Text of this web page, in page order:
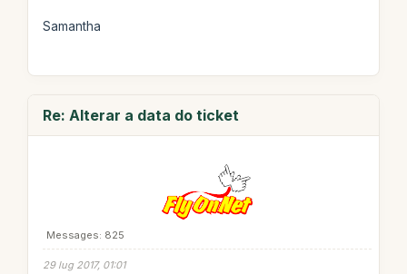
Samantha
Re: Alterar a data do ticket
Messages: 825
29 lug 2017, 01:01